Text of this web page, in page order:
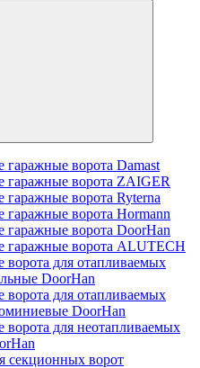
ворота Damast
гаражные ворота ZAIGER
ворота Ryterna
ворота Hormann
ворота DoorHan
гаражные ворота ALUTECH
для отапливаемых
DoorHan
для отапливаемых
DoorHan
для неотапливаемых
секционных ворот